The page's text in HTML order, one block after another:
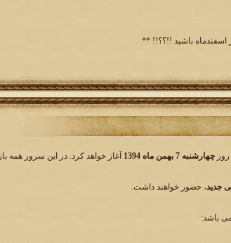
اسفندماه باشید !!؟؟!!‌‌ **
چهارشنبه 7 بهمن ماه 1394 آغاز خواهد کرد. در این سرور همه
جدید، حضور خواهند داشت.
باشد: